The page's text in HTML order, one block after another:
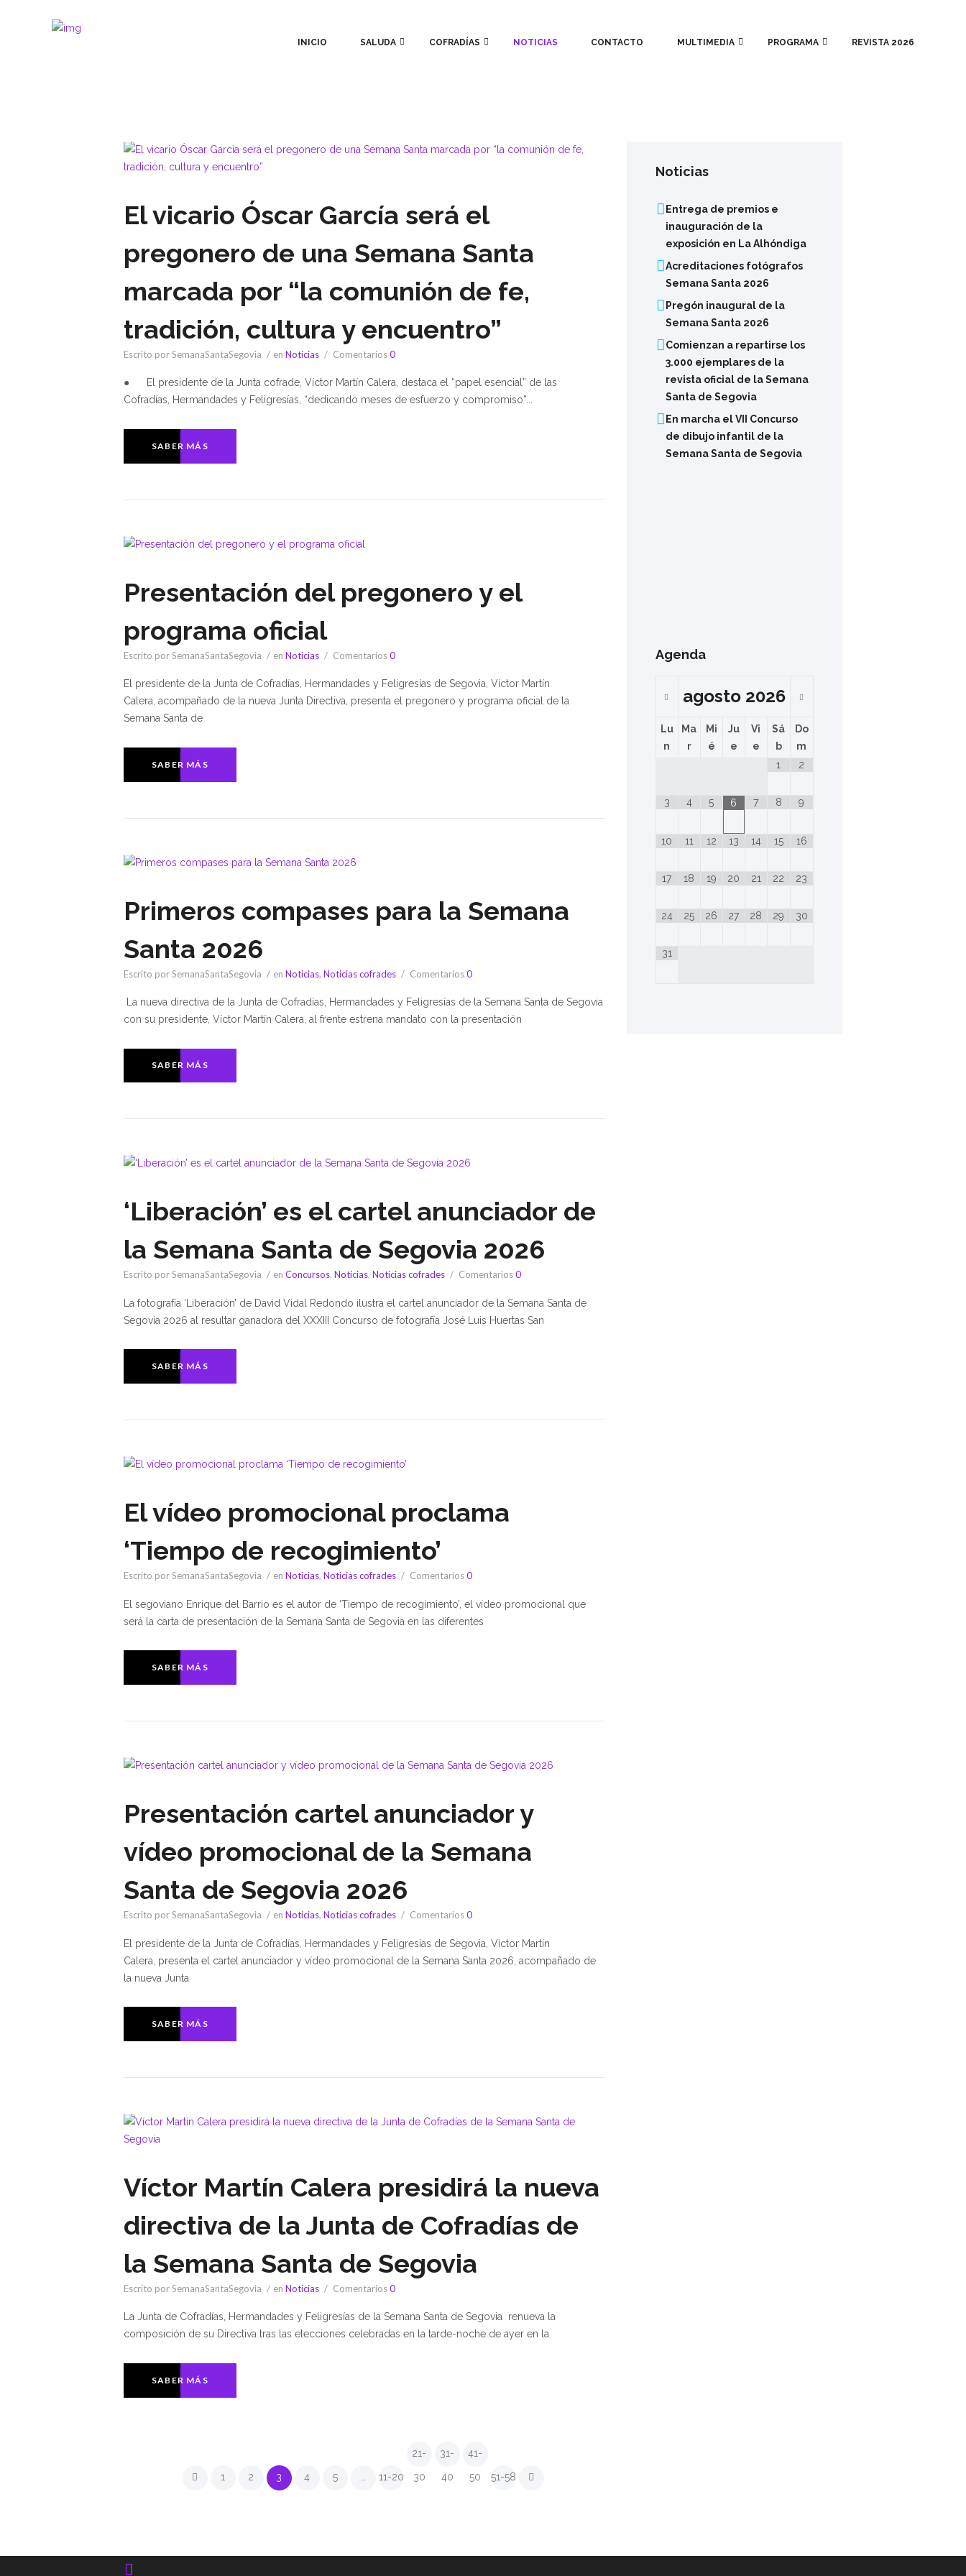
INICIO SALUDA COFRADÍAS NOTICIAS CONTACTO MULTIMEDIA PROGRAMA REVISTA 2026
El vicario Óscar García será el
pregonero de una Semana Santa
marcada por “la comunión de fe,
tradición, cultura y encuentro”
Escrito por SemanaSantaSegovia en Noticias Comentarios0
● El presidente de la Junta cofrade, Víctor Martín Calera, destaca el “papel esencial” de las
Cofradías, Hermandades y Feligresías, “dedicando meses de esfuerzo y compromiso”...
SABER MÁS
Presentación del pregonero y el
programa oficial
Escrito por SemanaSantaSegovia en Noticias Comentarios0
El presidente de la Junta de Cofradías, Hermandades y Feligresías de Segovia, Víctor Martín
Calera, acompañado de la nueva Junta Directiva, presenta el pregonero y programa oficial de la
Semana Santa de
SABER MÁS
Primeros compases para la Semana
Santa 2026
Escrito por SemanaSantaSegovia en Noticias, Noticias cofrades Comentarios0
La nueva directiva de la Junta de Cofradías, Hermandades y Feligresías de la Semana Santa de Segovia
con su presidente, Víctor Martín Calera, al frente estrena mandato con la presentación
SABER MÁS
‘Liberación’ es el cartel anunciador de
la Semana Santa de Segovia 2026
Escrito por SemanaSantaSegovia en Concursos, Noticias, Noticias cofrades Comentarios0
La fotografía ‘Liberación’ de David Vidal Redondo ilustra el cartel anunciador de la Semana Santa de
Segovia 2026 al resultar ganadora del XXXIII Concurso de fotografía José Luis Huertas San
SABER MÁS
El vídeo promocional proclama
‘Tiempo de recogimiento’
Escrito por SemanaSantaSegovia en Noticias, Noticias cofrades Comentarios0
El segoviano Enrique del Barrio es el autor de ‘Tiempo de recogimiento’, el vídeo promocional que
será la carta de presentación de la Semana Santa de Segovia en las diferentes
SABER MÁS
Presentación cartel anunciador y
vídeo promocional de la Semana
Santa de Segovia 2026
Escrito por SemanaSantaSegovia en Noticias, Noticias cofrades Comentarios0
El presidente de la Junta de Cofradías, Hermandades y Feligresías de Segovia, Víctor Martín
Calera, presenta el cartel anunciador y vídeo promocional de la Semana Santa 2026, acompañado de
la nueva Junta
SABER MÁS
Víctor Martín Calera presidirá la nueva
directiva de la Junta de Cofradías de
la Semana Santa de Segovia
Escrito por SemanaSantaSegovia en Noticias Comentarios0
La Junta de Cofradías, Hermandades y Feligresías de la Semana Santa de Segovia renueva la
composición de su Directiva tras las elecciones celebradas en la tarde-noche de ayer en la
SABER MÁS
1 2 3 4 5 11-20
21-
30
31-
40
41-
50 51-58
Noticias
Entrega de premios e
inauguración de la
exposición en La Alhóndiga
Acreditaciones fotógrafos
Semana Santa 2026
Pregón inaugural de la
Semana Santa 2026
Comienzan a repartirse los
3.000 ejemplares de la
revista oficial de la Semana
Santa de Segovia
En marcha el VII Concurso
de dibujo infantil de la
Semana Santa de Segovia
Agenda
agosto 2026
Lu
n
Ma
r
Mi
é
Ju
e
Vi
e
Sá
b
Do
m
1
2
3 4 5 6 7 8 9
10 11 12 13 14 15 16
17 18 19 20 21 22 23
24 25 26 27 28 29 30
31